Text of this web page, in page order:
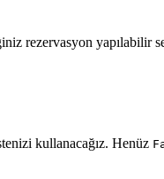
rezervasyon yapılabilir
kullanacağız. Henüz